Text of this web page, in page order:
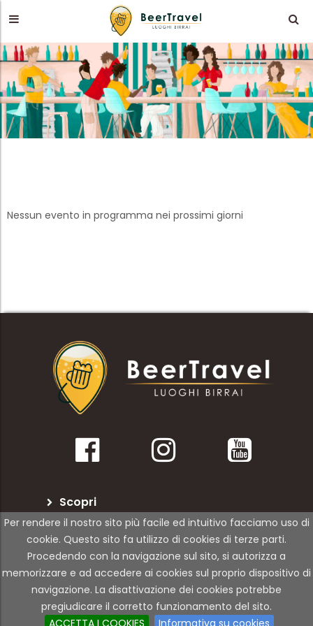
Per rendere il nostro sito più facile ed intuitivo facciamo uso di
cookie. Questo sito fa utilizzo di cookies di terze parti.
Procedendo con la navigazione sul sito, si autorizza a
memorizzare e ad accedere ai cookies sul proprio dispositivo di
navigazione. La disattivazione dei cookies potrebbe
pregiudicare il corretto funzionamento del sito.
ACCETTA I COOKIES
Informativa su cookies
Nessun evento in programma nei prossimi giorni
Scopri
BeerTravel
Per le attività
© Copyright 2021 | 01Rabbit | All Rights Reserved